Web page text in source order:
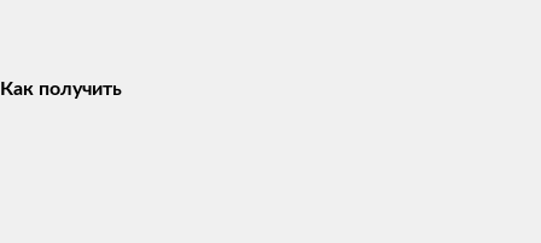
Как получить